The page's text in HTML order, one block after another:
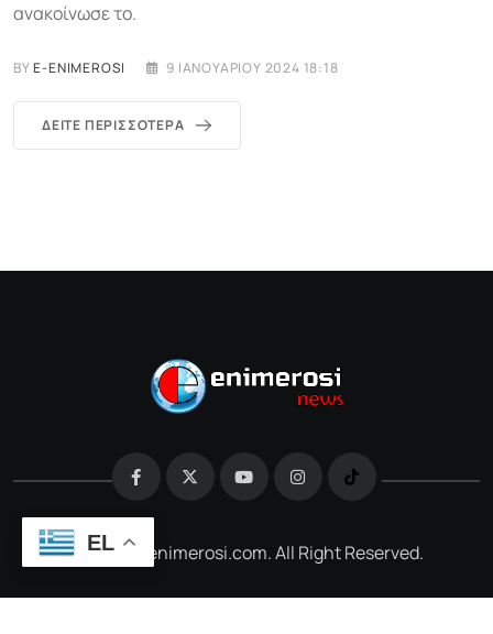
ανακοίνωσε το.
BYE-ENIMEROSI 9 ΙΑΝΟΥΑΡΊΟΥ 2024 18:18
ΔΕΊΤΕ ΠΕΡΙΣΣΌΤΕΡΑ
@2026 e-enimerosi.com. All Right Reserved.
EL